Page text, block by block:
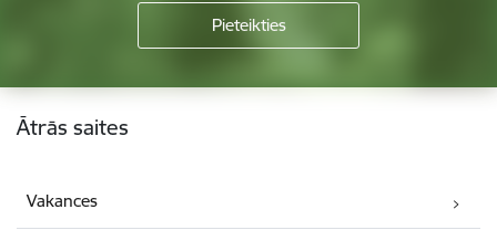
Kājene
Ātrās saites
Vakances